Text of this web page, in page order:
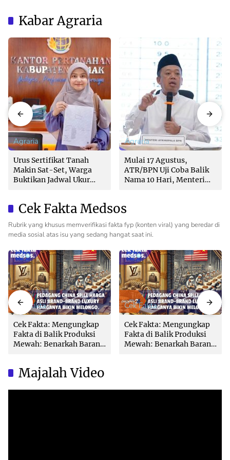
Kabar Agraria
Agraria
Urus Sertifikat Tanah
Makin Sat-Set, Warga
Buktikan Jadwal Ukur
Agraria
Mulai 17 Agustus,
ATR/BPN Uji Coba Balik
Nama 10 Hari, Menteri
Cek Fakta Medsos
Rubrik yang khusus memverifikasi fakta fyp (konten viral) yang beredar di
media sosial atas isu yang sedang hangat saat ini.
Cek Fakta
Cek Fakta: Mengungkap
Fakta di Balik Produksi
Mewah: Benarkah Barang
Cek Fakta
Cek Fakta: Mengungkap
Fakta di Balik Produksi
Mewah: Benarkah Barang
Majalah Video